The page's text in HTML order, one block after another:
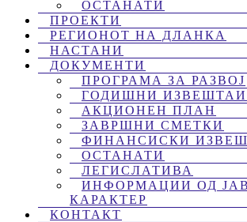
ОСТАНАТИ
ПРОЕКТИ
РЕГИОНОТ НА ДЛАНКА
НАСТАНИ
ДОКУМЕНТИ
ПРОГРАМА ЗА РАЗВОЈ
ГОДИШНИ ИЗВЕШТАИ
АКЦИОНЕН ПЛАН
ЗАВРШНИ СМЕТКИ
ФИНАНСИСКИ
ОСТАНАТИ
ЛЕГИСЛАТИВА
ИНФОРМАЦИИ ОД
КАРАКТЕР
КОНТАКТ